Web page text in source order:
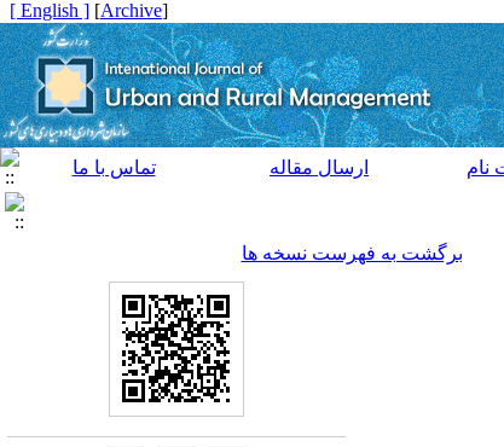
[
Archive
]
[ English ]
نام ارسال مقاله تماس با ما
برگشت به فهرست نسخه ها